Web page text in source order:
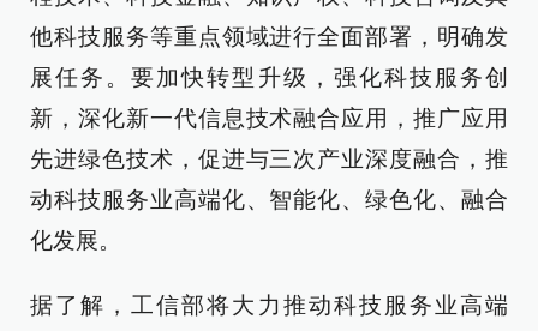
他科技服务等重点领域进行全面部署，明确发
展任务。要加快转型升级，强化科技服务创
新，深化新一代信息技术融合应用，推广应用
先进绿色技术，促进与三次产业深度融合，推
动科技服务业高端化、智能化、绿色化、融合
化发展。
据了解，工信部将大力推动科技服务业高端